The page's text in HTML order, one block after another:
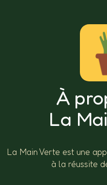
À
La
La Main Verte est une
à la réussite